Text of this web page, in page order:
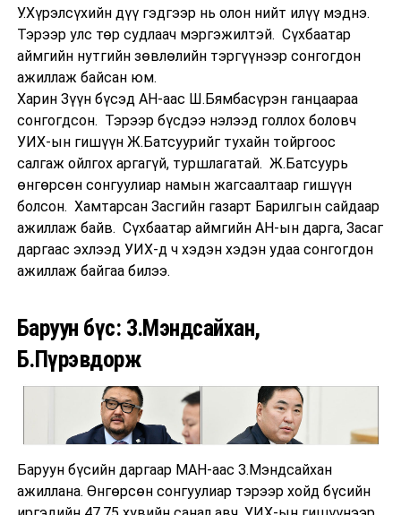
У.Хүрэлсүхийн дүү гэдгээр нь олон нийт илүү мэднэ.
Тэрээр улс төр судлаач мэргэжилтэй. Сүхбаатар
аймгийн нутгийн зөвлөлийн тэргүүнээр сонгогдон
ажиллаж байсан юм.
Харин Зүүн бүсэд АН-аас Ш.Бямбасүрэн ганцаараа
сонгогдсон. Тэрээр бүсдээ нэлээд голлох боловч
УИХ-ын гишүүн Ж.Батсуурийг тухайн тойргоос
салгаж ойлгох аргагүй, туршлагатай. Ж.Батсуурь
өнгөрсөн сонгуулиар намын жагсаалтаар гишүүн
болсон. Хамтарсан Засгийн газарт Барилгын сайдаар
ажиллаж байв. Сүхбаатар аймгийн АН-ын дарга, Засаг
даргаас эхлээд УИХ-д ч хэдэн хэдэн удаа сонгогдон
ажиллаж байгаа билээ.
Баруун бүс: З.Мэндсайхан,
Б.Пүрэвдорж
Баруун бүсийн даргаар МАН-аас З.Мэндсайхан
ажиллана. Өнгөрсөн сонгуулиар тэрээр хойд бүсийн